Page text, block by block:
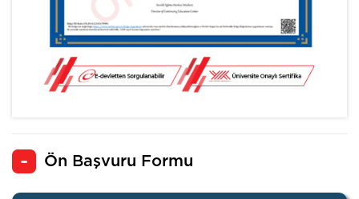
Ön Başvuru Formu